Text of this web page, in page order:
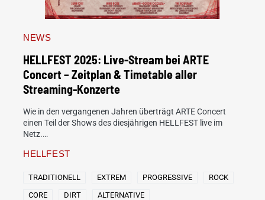
NEWS
HELLFEST 2025: Live-Stream bei ARTE
Concert – Zeitplan & Timetable aller
Streaming-Konzerte
Wie in den vergangenen Jahren überträgt ARTE Concert
einen Teil der Shows des diesjährigen HELLFEST live im
Netz.…
HELLFEST
TRADITIONELL EXTREM PROGRESSIVE
ROCK
CORE
DIRT ALTERNATIVE